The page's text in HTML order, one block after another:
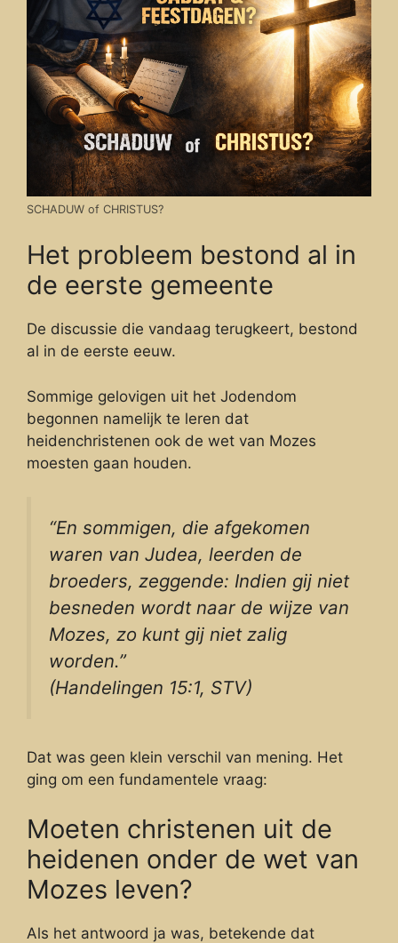
SCHADUW of CHRISTUS?
Het probleem bestond al in
de eerste gemeente
De discussie die vandaag terugkeert, bestond
al in de eerste eeuw.
Sommige gelovigen uit het Jodendom
begonnen namelijk te leren dat
heidenchristenen ook de wet van Mozes
moesten gaan houden.
“En sommigen, die afgekomen
waren van Judea, leerden de
broeders, zeggende: Indien gij niet
besneden wordt naar de wijze van
Mozes, zo kunt gij niet zalig
worden.”
(Handelingen 15:1, STV)
Dat was geen klein verschil van mening. Het
ging om een fundamentele vraag:
Moeten christenen uit de
heidenen onder de wet van
Mozes leven?
Als het antwoord ja was, betekende dat